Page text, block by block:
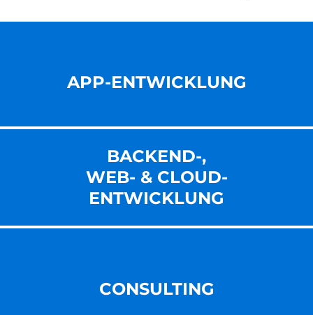
APP-ENTWICKLUNG
BACKEND-,
WEB- & CLOUD-
ENT­WICKLUNG
CONSULTING